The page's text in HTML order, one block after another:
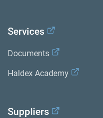
Services
Documents
Haldex Academy
Suppliers